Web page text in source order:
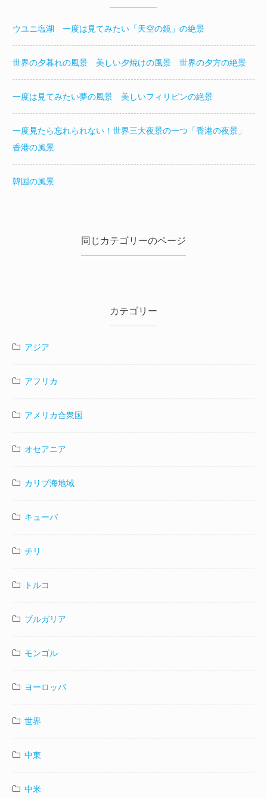
ジ
送
り
ウユニ塩湖 一度は見てみたい「天空の鏡」の絶景
世界の夕暮れの風景 美しい夕焼けの風景 世界の夕方の絶景
一度は見てみたい夢の風景 美しいフィリピンの絶景
一度見たら忘れられない！世界三大夜景の一つ「香港の夜景」
香港の風景
韓国の風景
同じカテゴリーのページ
カテゴリー
アジア
アフリカ
アメリカ合衆国
オセアニア
カリブ海地域
キューバ
チリ
トルコ
ブルガリア
モンゴル
ヨーロッパ
世界
中東
中米